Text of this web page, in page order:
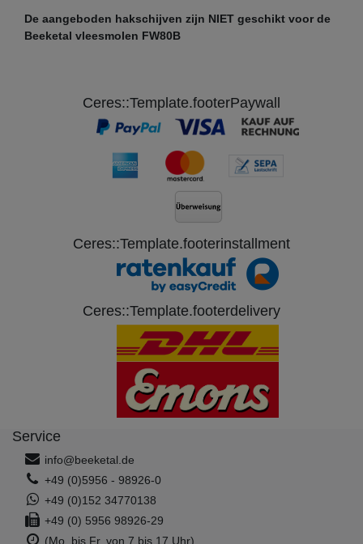
Unger H82 maat 22 zonder naaf
Diameter gaten: instelbaar van 2 - 16 mm
bijv. geschikt voor Beeketal vleesmolen FW1100-2
De aangeboden hakschijven zijn NIET geschikt voor de
Beeketal vleesmolen FW80B
Ceres::Template.footerPaywall
Ceres::Template.footerinstallment
Ceres::Template.footerdelivery
Service
info@beeketal.de
+49 (0)5956 - 98926-0
+49 (0)152 34770138
+49 (0) 5956 98926-29
(Mo. bis Fr. von 7 bis 17 Uhr)